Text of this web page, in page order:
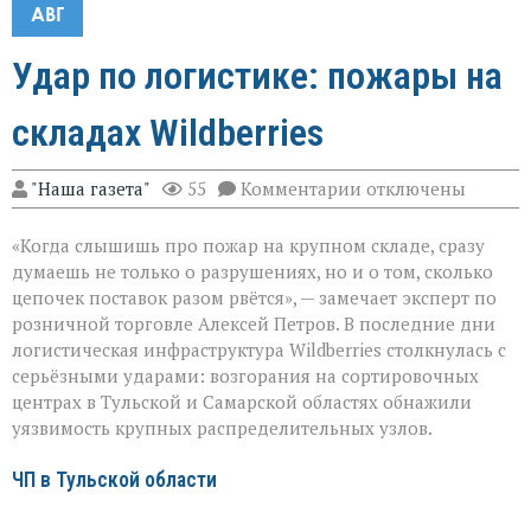
АВГ
Удар по логистике: пожары на
складах Wildberries
"Наша газета" 55 Комментарии к
записи
по
логистике:
пожары
на
складах
Wildberries
отключены
«Когда слышишь про пожар на крупном складе, сразу
думаешь не только о разрушениях, но и о том, сколько
цепочек поставок разом рвётся», — замечает эксперт по
розничной торговле Алексей Петров. В последние дни
логистическая инфраструктура Wildberries столкнулась с
серьёзными ударами: возгорания на сортировочных
центрах в Тульской и Самарской областях обнажили
уязвимость крупных распределительных узлов.
ЧП в Тульской области